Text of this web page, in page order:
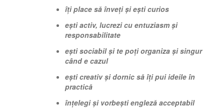
îți place să înveți și ești curios
ești activ, lucrezi cu entuziasm și
responsabilitate
ești sociabil și te poți organiza și singur
când e cazul
ești creativ și dornic să îți pui ideile în
practică
înțelegi și vorbești engleză acceptabil